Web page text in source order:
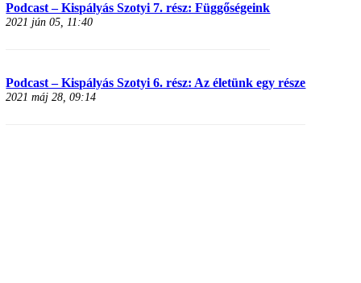
Podcast – Kispályás Szotyi 7. rész: Függőségeink
2021 jún 05, 11:40
Podcast – Kispályás Szotyi 6. rész: Az életünk egy része
2021 máj 28, 09:14